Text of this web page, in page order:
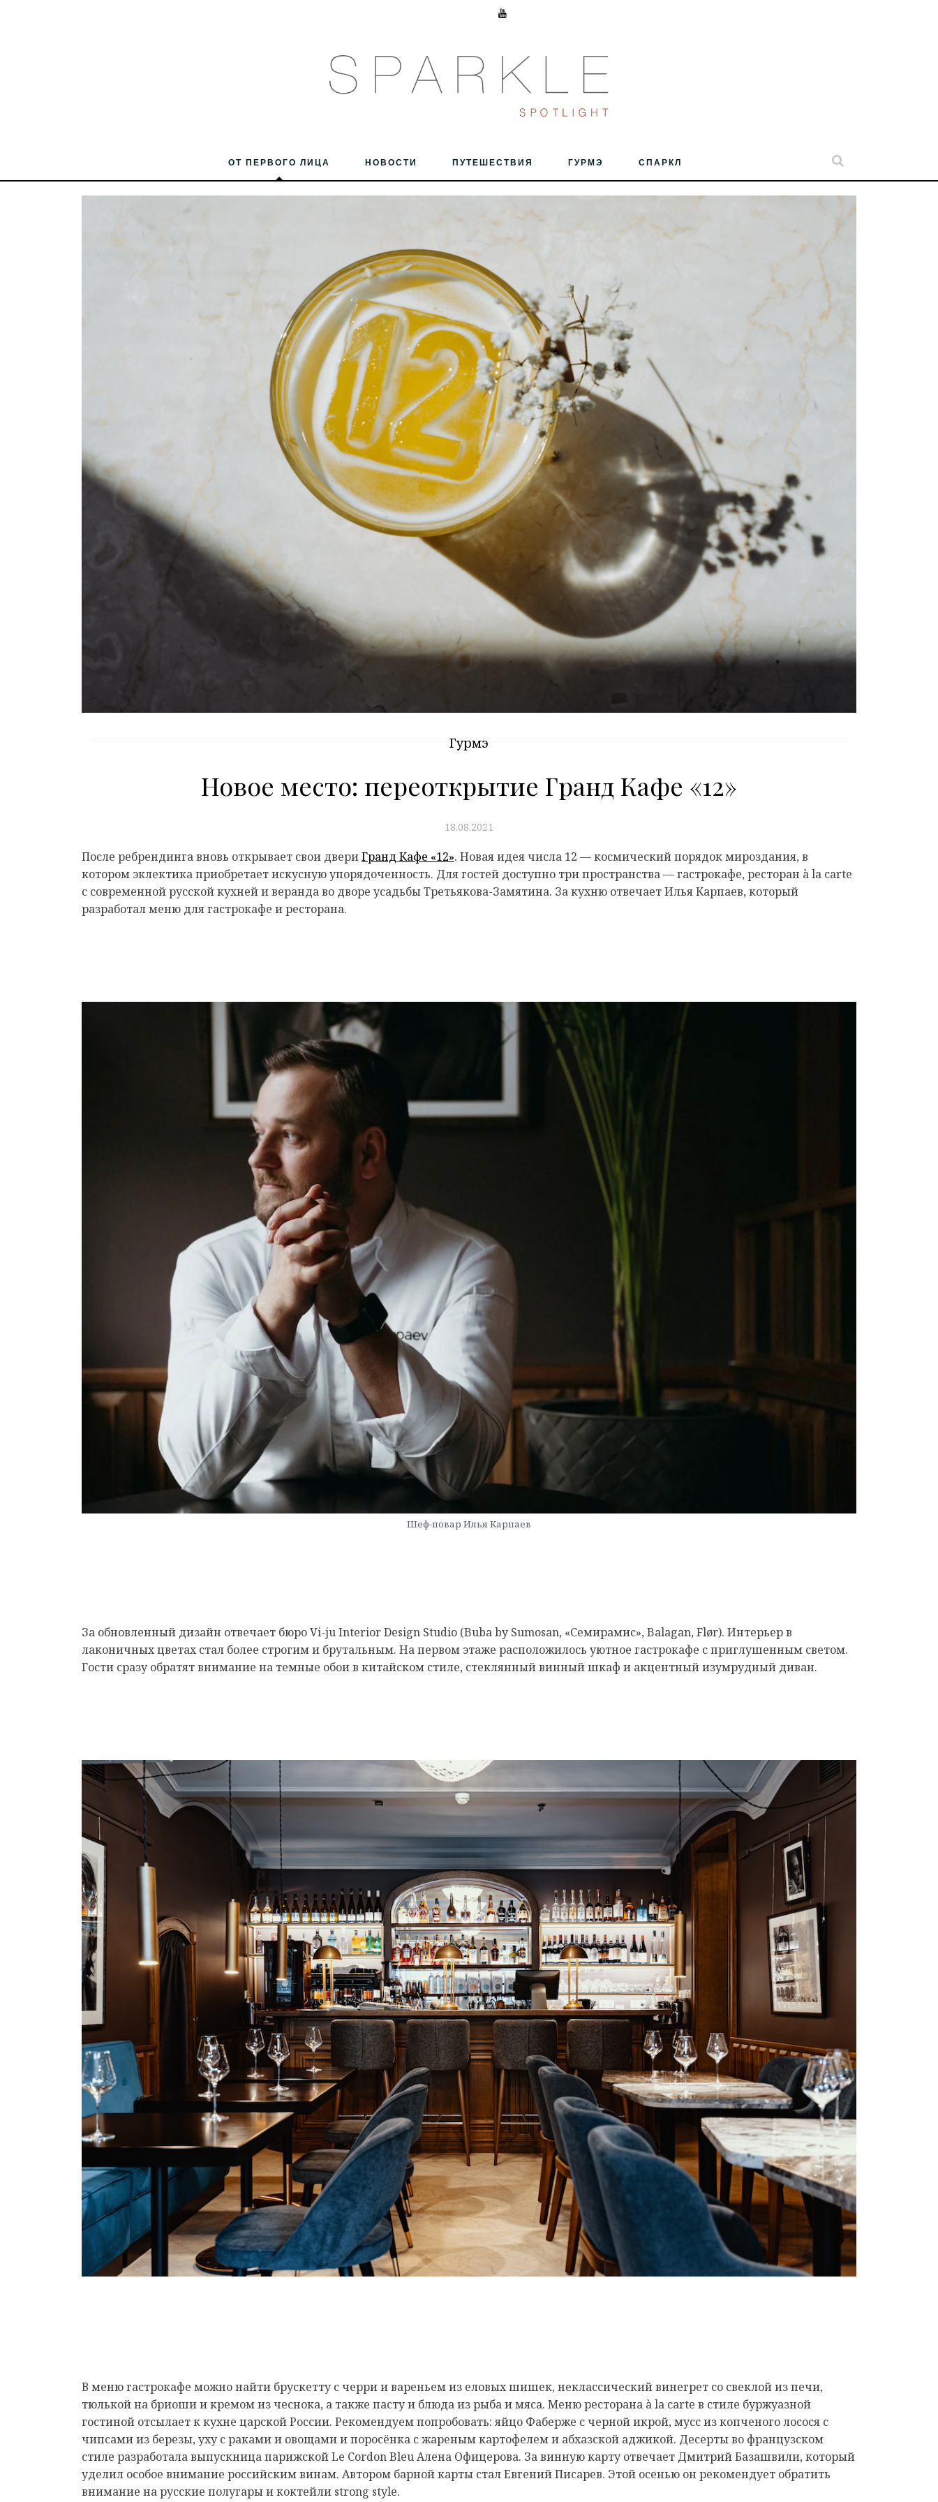
ОТ ПЕРВОГО ЛИЦА НОВОСТИ ПУТЕШЕСТВИЯ ГУРМЭ СПАРКЛ
Гурмэ
Новое место: переоткрытие Гранд Кафе «12»
18.08.2021
После ребрендинга вновь открывает свои двериГранд Кафе «12». Новая идея числа 12 — космический порядок мироздания, в
котором эклектика приобретает искусную упорядоченность. Для гостей доступно три пространства — гастрокафе, ресторан à la carte
с современной русской кухней и веранда во дворе усадьбы Третьякова-Замятина. За кухню отвечает Илья Карпаев, который
разработал меню для гастрокафе и ресторана.
Шеф-повар Илья Карпаев
За обновленный дизайн отвечает бюро Vi-ju Interior Design Studio (Buba by Sumosan, «Семирамис», Balagan, Flør). Интерьер в
лаконичных цветах стал более строгим и брутальным. На первом этаже расположилось уютное гастрокафе с приглушенным светом.
Гости сразу обратят внимание на темные обои в китайском стиле, стеклянный винный шкаф и акцентный изумрудный диван.
В меню гастрокафе можно найти брускетту с черри и вареньем из еловых шишек, неклассический винегрет со свеклой из печи,
тюлькой на бриоши и кремом из чеснока, а также пасту и блюда из рыба и мяса. Меню ресторана à la carte в стиле буржуазной
гостиной отсылает к кухне царской России. Рекомендуем попробовать: яйцо Фаберже с черной икрой, мусс из копченого лосося с
чипсами из березы, уху с раками и овощами и поросёнка с жареным картофелем и абхазской аджикой. Десерты во французском
стиле разработала выпускница парижской Le Cordon Bleu Алена Офицерова. За винную карту отвечает Дмитрий Базашвили, который
уделил особое внимание российским винам. Автором барной карты стал Евгений Писарев. Этой осенью он рекомендует обратить
внимание на русские полугары и коктейли strong style.